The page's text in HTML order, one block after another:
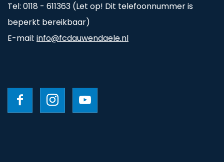
Tel: 0118 - 611363 (Let op! Dit telefoonnummer is
beperkt bereikbaar)
E-mail: info@fcdauwendaele.nl